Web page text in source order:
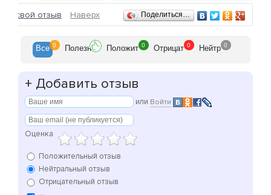
Отзывы
свой отзыв Наверх Поделиться…
Все 0 Полезн Положит 0 Отрицат 0 Нейтр 0
+ Добавить отзыв
или Войти
Оценка
Положительный отзыв
Нейтральный отзыв
Отрицательный отзыв